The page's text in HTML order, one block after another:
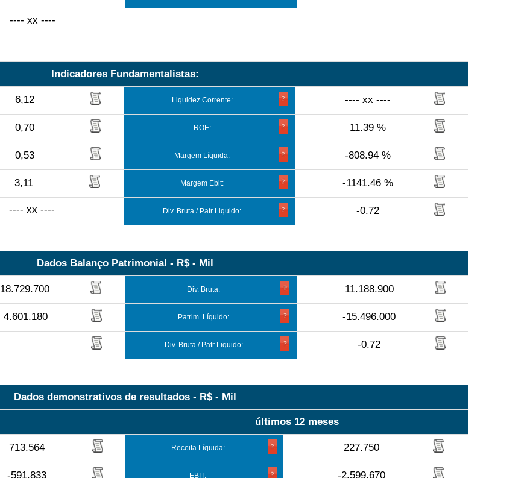
---- xx ----
Indicadores Fundamentalistas:
6,12 Liquidez Corrente: ---- xx ----
0,70 ROE: 11.39 %
0,53 Margem Líquida: -808.94 %
3,11 Margem Ebit: -1141.46 %
---- xx ---- Div. Bruta / Patr Liquido: -0.72
Dados Balanço Patrimonial - R$ - Mil
18.729.700 Div. Bruta: 11.188.900
4.601.180 Patrim. Líquido: -15.496.000
Div. Bruta / Patr Liquido: -0.72
Dados demonstrativos de resultados - R$ - Mil
últimos 12 meses
713.564 Receita Líquida: 227.750
-591.833 EBIT: -2.599.670